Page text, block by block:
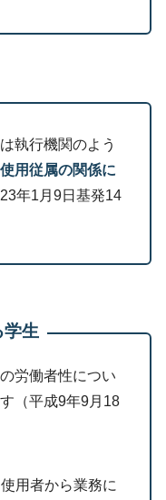
執行機関のよう
使用従属の関係に
年1月9日基発14
学生
労働者性につい
（平成9年9月18
用者から業務に